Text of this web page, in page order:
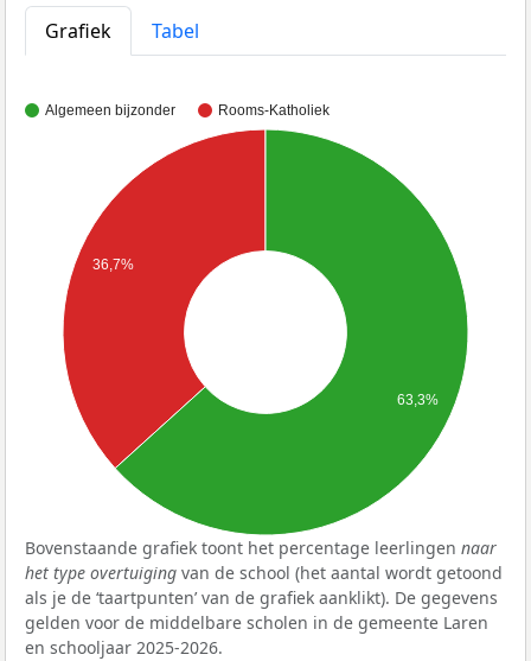
Grafiek
Tabel
Algemeen bijzonder Rooms-Katholiek
36,7%
63,3%
Bovenstaande grafiek toont het percentage leerlingen naar
het type overtuiging van de school (het aantal wordt getoond
als je de ‘taartpunten’ van de grafiek aanklikt). De gegevens
gelden voor de middelbare scholen in de gemeente Laren
en schooljaar 2025-2026.